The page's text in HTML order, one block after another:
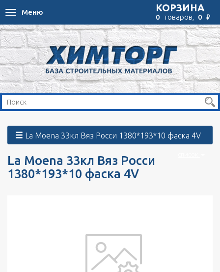
Toggle
navigation
Меню КОРЗИНА
0 товаров, 0 ₽
La Moena 33кл Вяз Росси 1380*193*10 фаска 4V
La Moena 33кл Вяз Росси
1380*193*10 фаска 4V